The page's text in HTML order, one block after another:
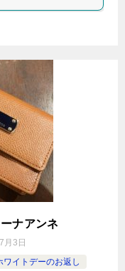
ナアンネ
月3日
ワイトデーのお返し